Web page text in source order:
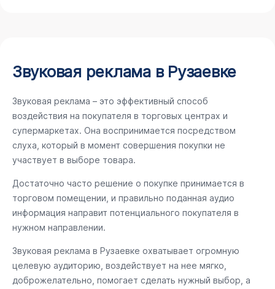
Звуковая реклама в Рузаевке
Звуковая реклама – это эффективный способ
воздействия на покупателя в торговых центрах и
супермаркетах. Она воспринимается посредством
слуха, который в момент совершения покупки не
участвует в выборе товара.
Достаточно часто решение о покупке принимается в
торговом помещении, и правильно поданная аудио
информация направит потенциального покупателя в
нужном направлении.
Звуковая реклама в Рузаевке охватывает огромную
целевую аудиторию, воздействует на нее мягко,
доброжелательно, помогает сделать нужный выбор, а